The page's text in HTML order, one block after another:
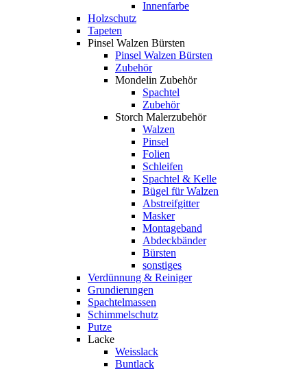
Innenfarbe
Holzschutz
Tapeten
Pinsel Walzen Bürsten
Pinsel Walzen Bürsten
Zubehör
Mondelin Zubehör
Spachtel
Zubehör
Storch Malerzubehör
Walzen
Pinsel
Folien
Schleifen
Spachtel & Kelle
Bügel für Walzen
Abstreifgitter
Masker
Montageband
Abdeckbänder
Bürsten
sonstiges
Verdünnung & Reiniger
Grundierungen
Spachtelmassen
Schimmelschutz
Putze
Lacke
Weisslack
Buntlack